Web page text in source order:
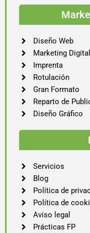
Diseño Web
Marketing Digital
Imprenta
Rotulación
Gran Formato
Reparto de
Diseño Gráfico
Servicios
Blog
Política de
Política de
Aviso legal
Prácticas FP